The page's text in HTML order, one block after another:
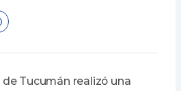
Tucumán realizó una